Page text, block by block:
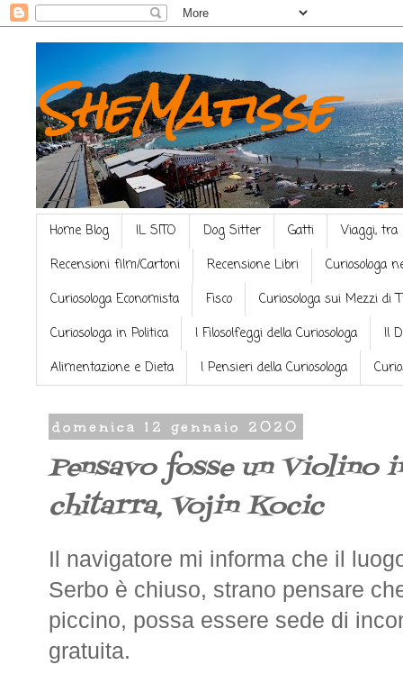
SheMatisse
Home Blog IL SITO Dog Sitter Gatti
Viaggi, tra
Recensioni film/Cartoni
Recensione Libri
Curiosologa
Curiosologa Economista
Fisco
Curiosologa sui Mezzi di
Curiosologa in Politica
I Filosolfeggi della Curiosologa
Il
Alimentazione e Dieta
I Pensieri della Curiosologa
domenica 12 gennaio 2020
Pensavo fosse un Violino
chitarra, Vojin Kocic
Il navigatore mi informa che il
Serbo è chiuso, strano pensare
piccino, possa essere sede di
gratuita.